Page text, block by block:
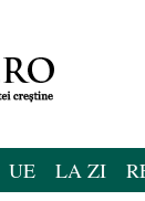
UE LA ZI